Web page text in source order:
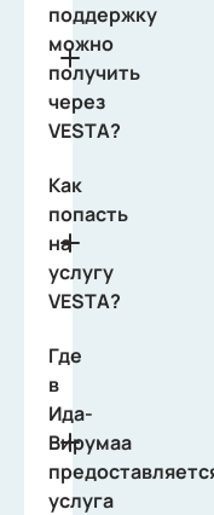
поддержку
можно
получить
через
VESTA?
Как
попасть
на
услугу
VESTA?
Где
в
Ида-
Вирумаа
услуга